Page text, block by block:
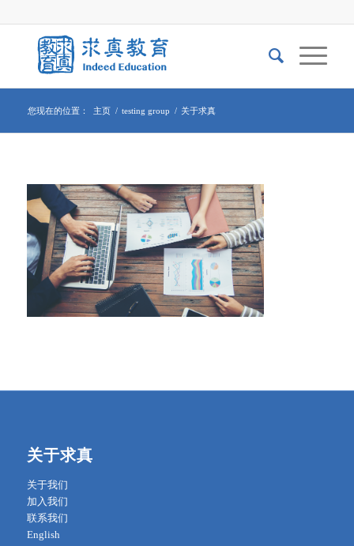
您现在的位置： 主页 / testing group / 关于求真
关于求真
关于我们
加入我们
联系我们
English